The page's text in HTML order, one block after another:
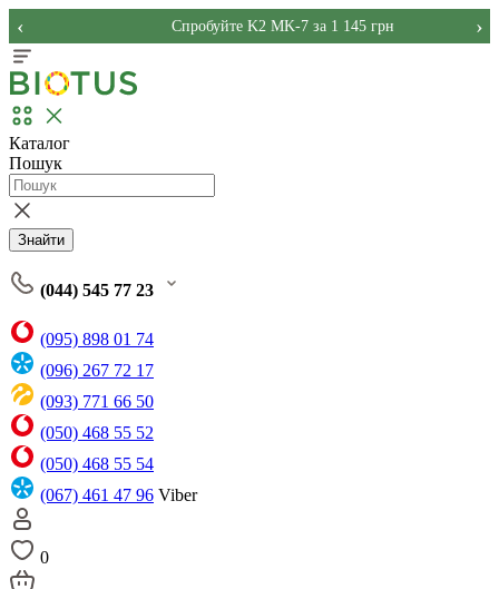
Спробуйте K2 MK-7 за 1 145 грн
‹ ›
Каталог
Пошук
Знайти
(044) 545 77 23
(095) 898 01 74
(096) 267 72 17
(093) 771 66 50
(050) 468 55 52
(050) 468 55 54
(067) 461 47 96 Viber
0